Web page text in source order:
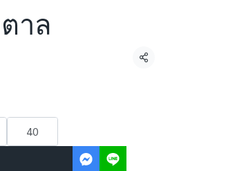
าล
แชร์
40